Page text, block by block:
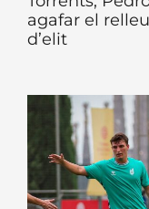
agafar el
d’elit